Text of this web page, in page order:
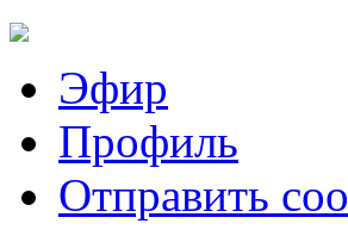
Эфир
Профиль
Отправить